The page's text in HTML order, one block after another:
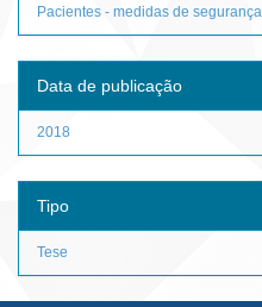
Pacientes - medidas de segurança
Data de publicação
2018
Tipo
Tese